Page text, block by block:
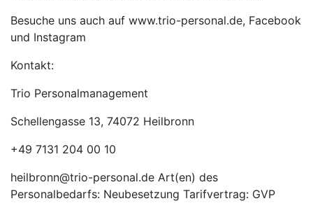
Besuche uns auch auf www.trio-personal.de, Facebook
und Instagram
Kontakt:
Trio Personalmanagement
Schellengasse 13, 74072 Heilbronn
+49 7131 204 00 10
heilbronn@trio-personal.de Art(en) des
Personalbedarfs: Neubesetzung Tarifvertrag: GVP